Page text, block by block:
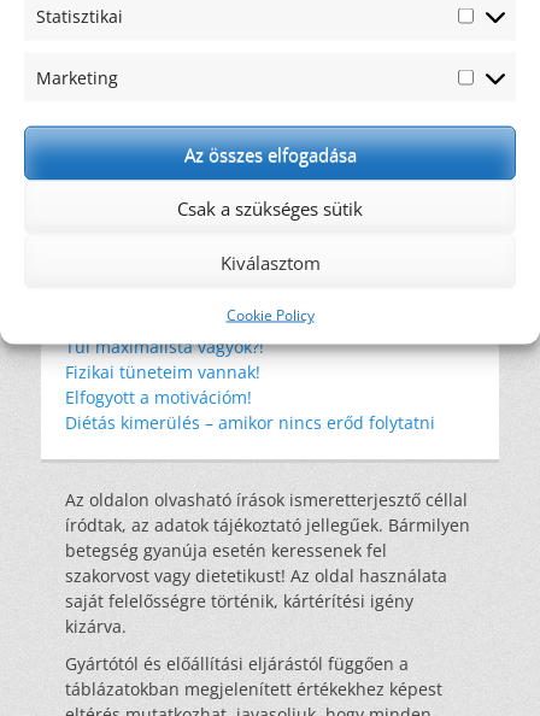
Statisztikai
Marketing
Az összes elfogadása
Csak a szükséges sütik
Kiválasztom
Cookie Policy
rostokrosttartalmú ételek szemét
szénhidrát tonhal tudományos eredmények WHO wrap éhség
étkezési kultúra újrahasznosítás
Amikor a környezeted nem támogat
Túl maximalista vagyok?!
Fizikai tüneteim vannak!
Elfogyott a motivációm!
Diétás kimerülés – amikor nincs erőd folytatni
Az oldalon olvasható írások ismeretterjesztő céllal
íródtak, az adatok tájékoztató jellegűek. Bármilyen
betegség gyanúja esetén keressenek fel
szakorvost vagy dietetikust! Az oldal használata
saját felelősségre történik, kártérítési igény
kizárva.
Gyártótól és előállítási eljárástól függően a
táblázatokban megjelenített értékekhez képest